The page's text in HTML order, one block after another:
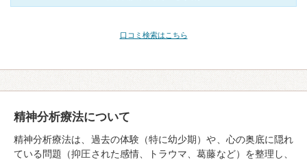
口コミ検索はこちら
精神分析療法について
精神分析療法は、過去の体験（特に幼少期）や、心の奥底に隠れ
ている問題（抑圧された感情、トラウマ、葛藤など）を整理し、